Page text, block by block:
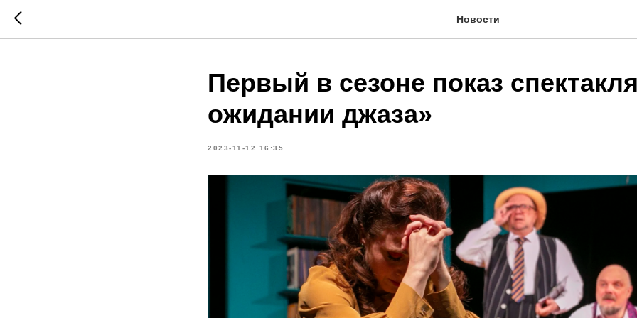
Новости
Первый в сезоне показ
ожидании джаза»
2023-11-12 16:35